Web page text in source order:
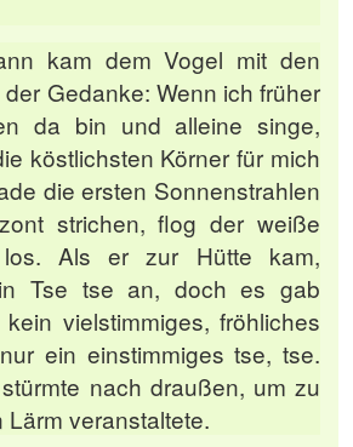
kam dem Vogel mit den
Gedanke: Wenn ich früher
da bin und alleine singe,
köstlichsten Körner für mich
die ersten Sonnenstrahlen
strichen, flog der weiße
Als er zur Hütte kam,
Tse tse an, doch es gab
vielstimmiges, fröhliches
ein einstimmiges tse, tse.
nach draußen, um zu
veranstaltete.